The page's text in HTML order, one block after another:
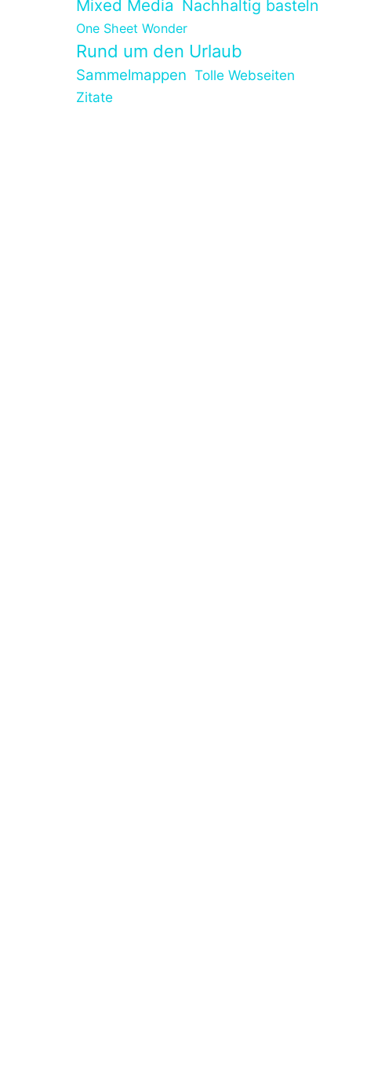
Mixed Media Nachhaltig basteln
One Sheet Wonder
Rund um den Urlaub
Sammelmappen Tolle Webseiten
Zitate